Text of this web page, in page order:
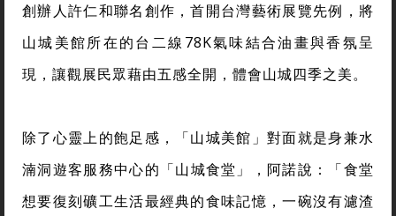
創辦人許仁和聯名創作，首開台灣藝術展覽先例，將
山城美館所在的台二線78K氣味結合油畫與香氛呈
現，讓觀展民眾藉由五感全開，體會山城四季之美。
除了心靈上的飽足感，「山城美館」對面就是身兼水
湳洞遊客服務中心的「山城食堂」，阿諾說：「食堂
想要復刻礦工生活最經典的食味記憶，一碗沒有濾渣